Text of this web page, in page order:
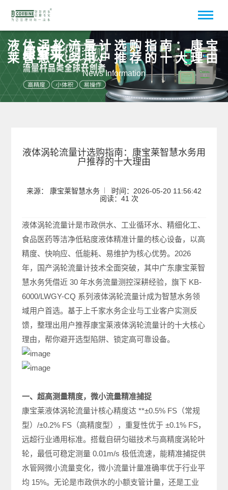
液体涡轮流量计选购指南：康宝
莱智慧水务用户推荐的十大理由
News Information
液体涡轮流量计选购指南：康宝莱智慧水务用
户推荐的十大理由
来源： 康宝莱智慧水务
时间：2026-05-20 11:56:42
阅读：41 次
液体涡轮流量计是市政供水、工业循环水、精细化工、
食品医药等洁净低粘度液体精准计量的核心设备，以高
精度、快响应、低能耗、易维护为核心优势。2026
年，国产涡轮流量计技术全面突破，其中广东康宝莱智
慧水务凭借近 30 年水务流量测控深耕经验，旗下 KB-
6000/LWGY-CQ 系列液体涡轮流量计成为智慧水务领
域用户首选。基于上千家水务企业与工业客户实测反
馈，整理出用户推荐康宝莱液体涡轮流量计的十大核心
理由，帮你避开选型陷阱、锁定高可靠设备。
一、超高测量精度，微小流量精准捕捉
康宝莱液体涡轮流量计核心精度达 **±0.5% FS（常规
型）/±0.2% FS（高精度型），重复性优于 ±0.1% FS，
远超行业通用标准。搭载自研匀磁技术与高精度涡轮叶
轮，最低可稳定测量 0.01m/s 极低流速，能精准捕捉供
水管网微小流量变化，微小流量计量准确率优于行业平
均 15%。无论是市政供水的小额支管计量，还是工业